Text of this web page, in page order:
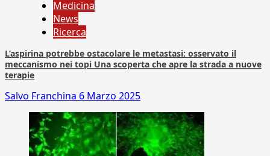
Medicina
News
Ricerca
L’aspirina potrebbe ostacolare le metastasi: osservato il
meccanismo nei topi Una scoperta che apre la strada a nuove
terapie
Salvo Franchina 6 Marzo 2025